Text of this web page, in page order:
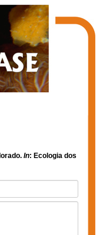
In: Ecologia dos